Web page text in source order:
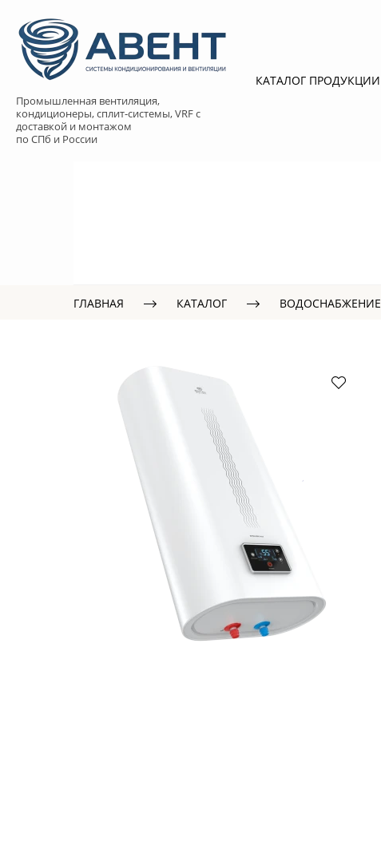
Промышленная вентиляция,
кондиционеры, сплит-системы, VRF с
доставкой и монтажом
по СПб и России
КАТАЛОГ ПРОДУКЦИИ
ГЛАВНАЯ КАТАЛОГ ВОДОСНАБЖЕНИЕ